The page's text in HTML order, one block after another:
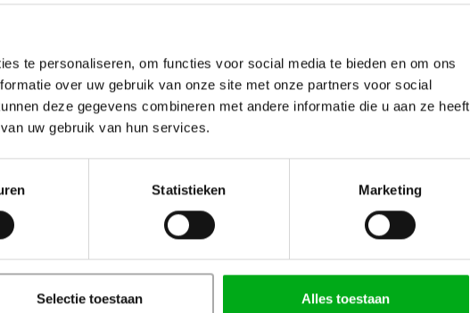
te personaliseren, om functies voor social media te bieden en om ons
over uw gebruik van onze site met onze partners voor social
deze gegevens combineren met andere informatie die u aan ze heeft
uw gebruik van hun services.
Statistieken Marketing
Selectie toestaan Alles toestaan